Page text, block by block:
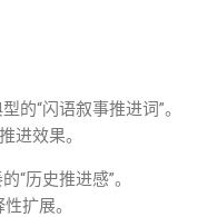
的“闪语叙事推进词”。
进效果。
“历史推进感”。
扩展。